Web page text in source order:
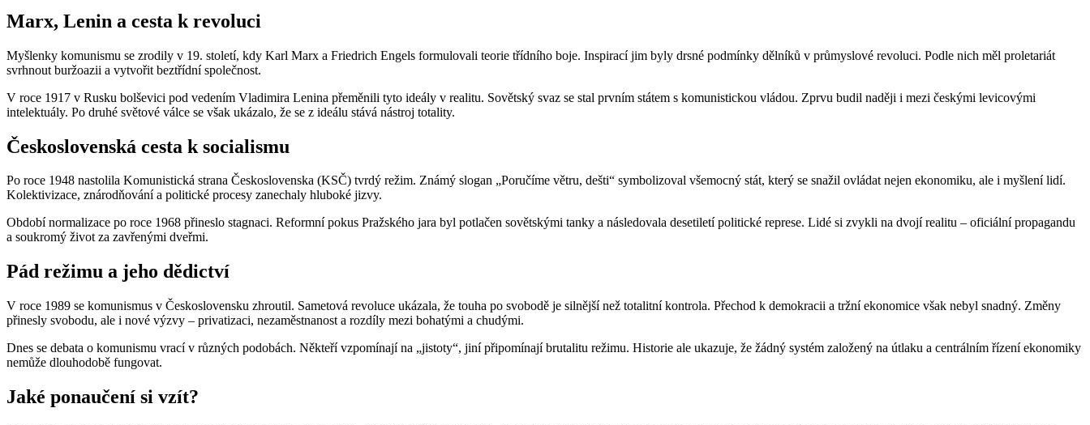
Marx, Lenin a cesta k revoluci
Myšlenky komunismu se zrodily v 19. století, kdy Karl Marx a Friedrich Engels formulovali teorie třídního boje. Inspirací jim byly drsné podmínky dělníků v průmyslové revoluci. Podle nich měl proletariát
svrhnout buržoazii a vytvořit beztřídní společnost.
V roce 1917 v Rusku bolševici pod vedením Vladimira Lenina přeměnili tyto ideály v realitu. Sovětský svaz se stal prvním státem s komunistickou vládou. Zprvu budil naději i mezi českými levicovými
intelektuály. Po druhé světové válce se však ukázalo, že se z ideálu stává nástroj totality.
Československá cesta k socialismu
Po roce 1948 nastolila Komunistická strana Československa (KSČ) tvrdý režim. Známý slogan „Poručíme větru, dešti“ symbolizoval všemocný stát, který se snažil ovládat nejen ekonomiku, ale i myšlení lidí.
Kolektivizace, znárodňování a politické procesy zanechaly hluboké jizvy.
Období normalizace po roce 1968 přineslo stagnaci. Reformní pokus Pražského jara byl potlačen sovětskými tanky a následovala desetiletí politické represe. Lidé si zvykli na dvojí realitu – oficiální propagandu
a soukromý život za zavřenými dveřmi.
Pád režimu a jeho dědictví
V roce 1989 se komunismus v Československu zhroutil. Sametová revoluce ukázala, že touha po svobodě je silnější než totalitní kontrola. Přechod k demokracii a tržní ekonomice však nebyl snadný. Změny
přinesly svobodu, ale i nové výzvy – privatizaci, nezaměstnanost a rozdíly mezi bohatými a chudými.
Dnes se debata o komunismu vrací v různých podobách. Někteří vzpomínají na „jistoty“, jiní připomínají brutalitu režimu. Historie ale ukazuje, že žádný systém založený na útlaku a centrálním řízení ekonomiky
nemůže dlouhodobě fungovat.
Jaké ponaučení si vzít?